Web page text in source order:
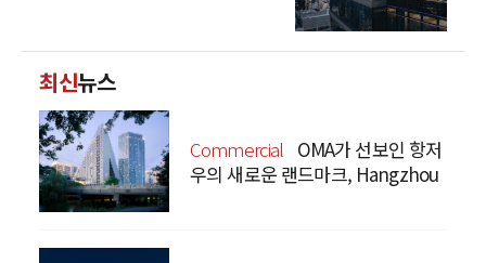
최신뉴스
Commercial OMA가 선보인 항저
우의 새로운 랜드마크, Hangzhou